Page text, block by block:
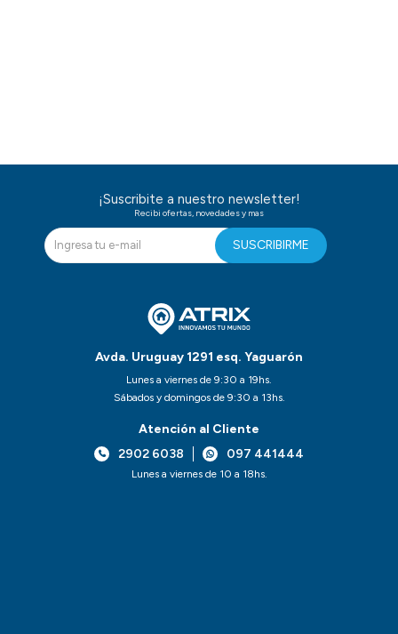
Avda. Uruguay 1291 esq. Yaguarón
Lunes a viernes de 9:30 a 19hs.
Sábados y domingos de 9:30 a 13hs.
Atención al Cliente
2902 6038
097 441444
Lunes a viernes de 10 a 18hs.
¡Suscribite a nuestro newsletter!
Recibi ofertas, novedades y mas
SUSCRIBIRME